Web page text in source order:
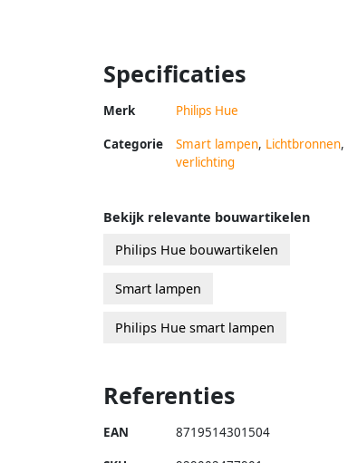
Specificaties
Merk Philips Hue
Categorie Smart lampen, Lichtbronnen,
verlichting
Bekijk relevante bouwartikelen
Philips Hue bouwartikelen
Smart lampen
Philips Hue smart lampen
Referenties
EAN 8719514301504